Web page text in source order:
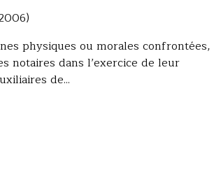
physiques ou morales confrontées,
notaires dans l’exercice de leur
de...